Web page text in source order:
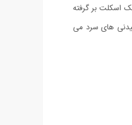
این لیوان کوچک اسکلت بر گرفته
علاوه بر استفاده برای نوشیدنی های سرد می